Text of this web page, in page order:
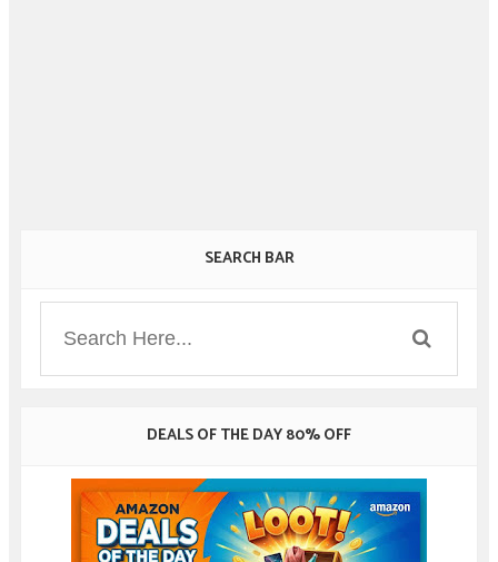
SEARCH BAR
DEALS OF THE DAY 80% OFF